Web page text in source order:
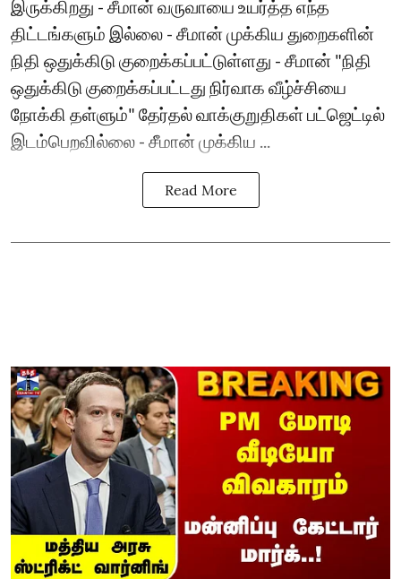
இருக்கிறது - சீமான் வருவாயை உயர்த்த எந்த
திட்டங்களும் இல்லை - சீமான் முக்கிய துறைகளின்
நிதி ஒதுக்கிடு குறைக்கப்பட்டுள்ளது - சீமான் "நிதி
ஒதுக்கிடு குறைக்கப்பட்டது நிர்வாக வீழ்ச்சியை
நோக்கி தள்ளும்" தேர்தல் வாக்குறுதிகள் பட்ஜெட்டில்
இடம்பெறவில்லை - சீமான் முக்கிய ...
Read More